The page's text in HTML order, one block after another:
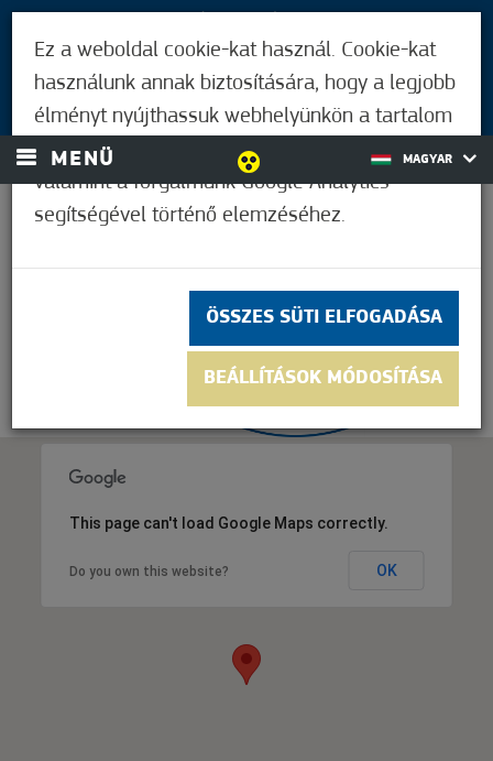
BEJELENTKEZÉS
MENÜ MAGYAR
This page can't load Google Maps correctly.
Do you own this website? OK
Ez a weboldal cookie-kat használ. Cookie-kat
használunk annak biztosítására, hogy a legjobb
élményt nyújthassuk webhelyünkön a tartalom
és a hirdetések személyre szabásához,
valamint a forgalmunk Google Analytics
segítségével történő elemzéséhez.
ÖSSZES SÜTI ELFOGADÁSA
BEÁLLÍTÁSOK MÓDOSÍTÁSA